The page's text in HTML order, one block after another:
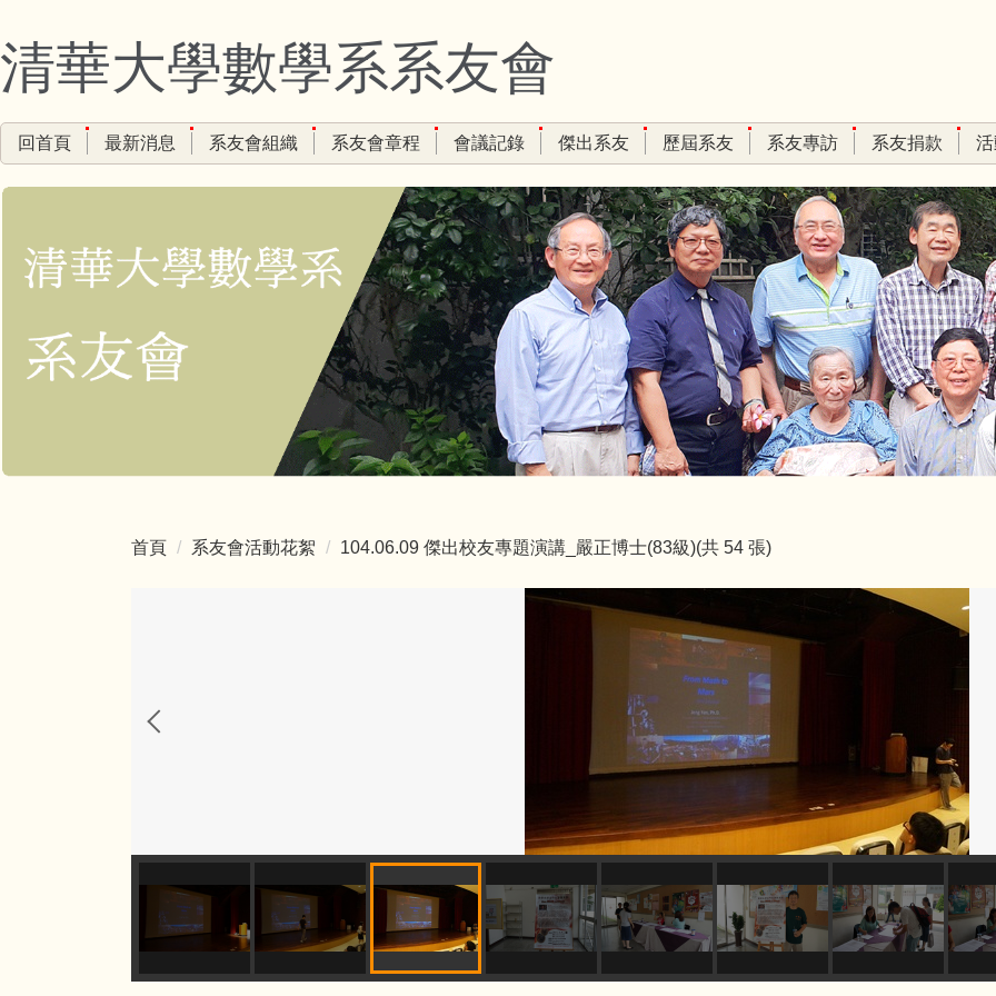
到
主
要
內
容
清華大學數學系系友會
回首頁 最新消息 系友會組織 系友會章程 會議記錄 傑出系友 歷屆系友 系友專訪 系友捐款
首頁 系友會活動花絮 104.06.09 傑出校友專題演講_嚴正博士(83級)(共 54 張)